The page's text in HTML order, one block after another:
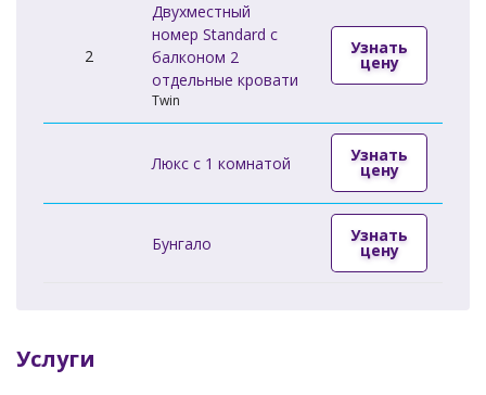
2
Двухместный
номер Standard с
балконом 2
отдельные кровати
Twin
Узнать
цену
Люкс c 1 комнатой Узнать
цену
Бунгало Узнать
цену
Услуги